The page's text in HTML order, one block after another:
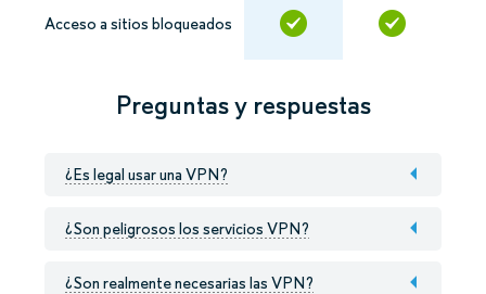
Acceso a sitios bloqueados
Preguntas y respuestas
¿Es legal usar una VPN?
¿Son peligrosos los servicios VPN?
¿Son realmente necesarias las VPN?